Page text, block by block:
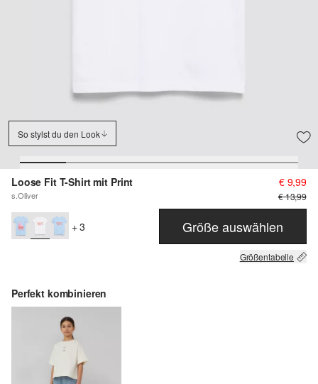
So stylst du den Look
Loose Fit T-Shirt mit Print
s.Oliver
€ 9,99
€ 13,99
+ 3 Größe auswählen
Größentabelle
Perfekt kombinieren